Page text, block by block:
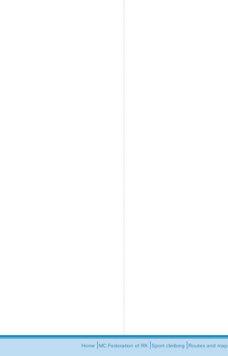
Home MC Federation of RK Sport climbing Routes and